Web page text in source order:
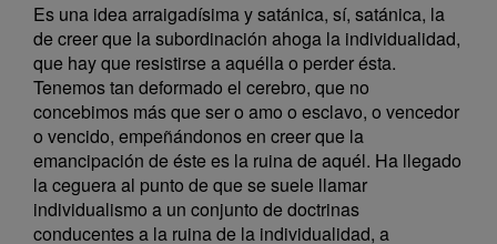
Es una idea arraigadísima y satánica, sí, satánica, la
de creer que la subordinación ahoga la individualidad,
que hay que resistirse a aquélla o perder ésta.
Tenemos tan deformado el cerebro, que no
concebimos más que ser o amo o esclavo, o vencedor
o vencido, empeñándonos en creer que la
emancipación de éste es la ruina de aquél. Ha llegado
la ceguera al punto de que se suele llamar
individualismo a un conjunto de doctrinas
conducentes a la ruina de la individualidad, a